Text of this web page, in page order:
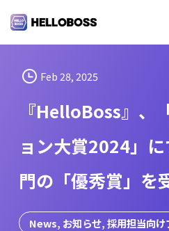
i
Feb 28, 2025
『HelloBoss』、
ョン大賞2024」
門の「優秀賞」を
News, お知らせ, 採用担当向け